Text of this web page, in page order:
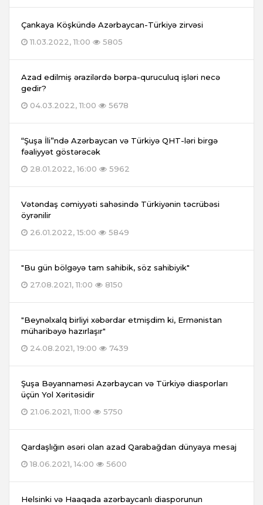
Çankaya Köşkündə Azərbaycan-Türkiyə zirvəsi
11.03.2022, 11:00
5805
Azad edilmiş ərazilərdə bərpa-quruculuq işləri necə
gedir?
04.03.2022, 11:00
5678
“Şuşa İli”ndə Azərbaycan və Türkiyə QHT-ləri birgə
fəaliyyət göstərəcək
28.01.2022, 16:00
5962
Vətəndaş cəmiyyəti sahəsində Türkiyənin təcrübəsi
öyrənilir
26.01.2022, 15:00
5849
"Bu gün bölgəyə tam sahibik, söz sahibiyik"
27.08.2021, 11:00
8150
"Beynəlxalq birliyi xəbərdar etmişdim ki, Ermənistan
müharibəyə hazırlaşır"
24.08.2021, 19:00
7439
Şuşa Bəyannaməsi Azərbaycan və Türkiyə diasporları
üçün Yol Xəritəsidir
21.06.2021, 11:00
5750
Qardaşlığın əsəri olan azad Qarabağdan dünyaya mesaj
18.06.2021, 14:00
5600
Helsinki və Haaqada azərbaycanlı diasporunun